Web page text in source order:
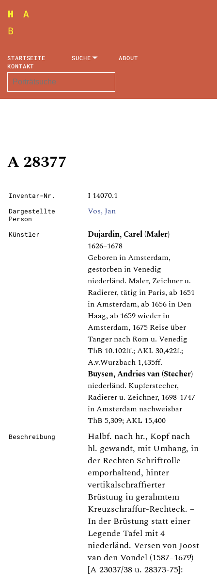
STARTSEITE SUCHE
ABOUT
KONTAKT
A 28377
Inventar-Nr. I 14070.1
Dargestellte
Person
Vos, Jan
Künstler
Dujardin, Carel (Maler)
1626–1678
Geboren in Amsterdam,
gestorben in Venedig
niederländ. Maler, Zeichner u.
Radierer, tätig in Paris, ab 1651
in Amsterdam, ab 1656 in Den
Haag, ab 1659 wieder in
Amsterdam, 1675 Reise über
Tanger nach Rom u. Venedig
ThB 10.102ff.; AKL 30,422f.;
A.v.Wurzbach 1,435ff.
Buysen, Andries van (Stecher)
niederländ. Kupferstecher,
Radierer u. Zeichner, 1698-1747
in Amsterdam nachweisbar
ThB 5,309; AKL 15,400
Beschreibung
Halbf. nach hr., Kopf nach
hl. gewandt, mit Umhang, in
der Rechten Schriftrolle
emporhaltend, hinter
vertikalschraffierter
Brüstung in gerahmtem
Kreuzschraffur-Rechteck. –
In der Brüstung statt einer
Legende Tafel mit 4
niederländ. Versen von Joost
van den Vondel (1587–1679)
[A 23037/38 u. 28373-75]: